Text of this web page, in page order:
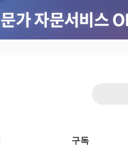
구독